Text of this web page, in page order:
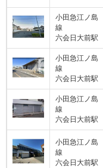
小田急江ノ島
線
六会日大前駅
小田急江ノ島
線
六会日大前駅
小田急江ノ島
線
六会日大前駅
小田急江ノ島
線
六会日大前駅